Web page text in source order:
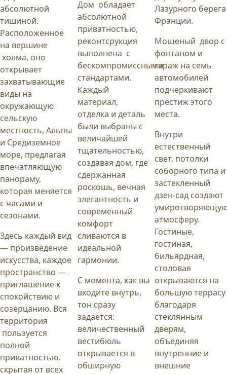
абсолютной
тишиной.
Расположенное
на вершине
холма, оно
открывает
захватывающие
виды на
окружающую
сельскую
местность, Альпы
и Средиземное
море, предлагая
впечатляющую
панораму,
которая меняется
с часами и
сезонами.
Здесь каждый вид
— произведение
искусства, каждое
пространство —
приглашение к
спокойствию и
созерцанию. Вся
территория
пользуется
полной
приватностью,
скрытая от всех
Дом обладает
абсолютной
приватностью,
реконтсрукция
выполнена с
бескомпромиссными
стандартами.
Каждый
материал,
отделка и деталь
были выбраны с
величайшей
тщательностью,
создавая дом, где
сдержанная
роскошь, вечная
элегантность и
современный
комфорт
сливаются в
идеальной
гармонии.
С момента, как вы
входите внутрь,
тон сразу
задается:
величественный
вестибюль
открывается в
обширную
Лазурного берега
Франции.
Мощеный двор с
фонтаном и
гараж на семь
автомобилей
подчеркивают
престиж этого
места.
Внутри
естественный
свет, потолки
соборного типа и
застекленный
дзен-сад создают
атмосферу.
Гостиные,
гостиная,
бильярдная,
столовая
открываются на
большую террасу
благодаря
стеклянным
дверям,
объединяя
внутренние и
внешние